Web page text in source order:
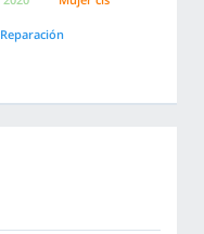
Reparación